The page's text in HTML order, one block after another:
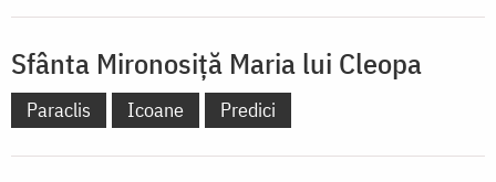
Sfânta Mironosiță Maria lui Cleopa
Paraclis Icoane Predici